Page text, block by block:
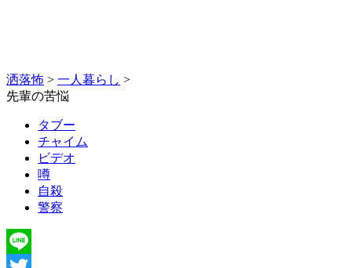
洒落怖 > 一人暮らし >
先輩の苦悩
タブー
チャイム
ビデオ
噂
自殺
警察